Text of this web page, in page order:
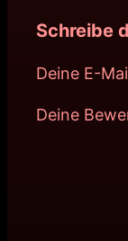
Schreibe
Deine E-
Deine